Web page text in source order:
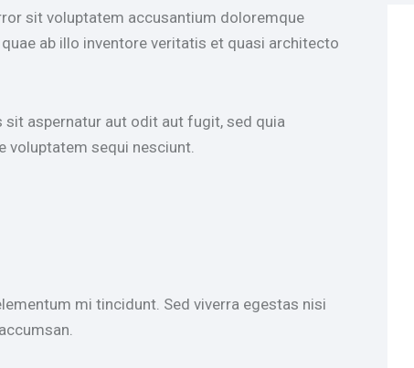
sit voluptatem accusantium doloremque
ab illo inventore veritatis et quasi architecto
aspernatur aut odit aut fugit, sed quia
voluptatem sequi nesciunt.
mi tincidunt. Sed viverra egestas nisi